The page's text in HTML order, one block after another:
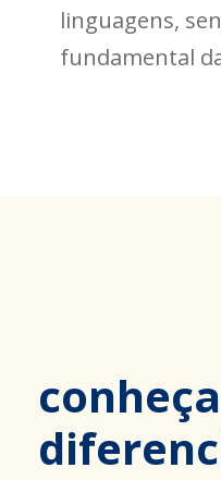
linguagens,
fundamental